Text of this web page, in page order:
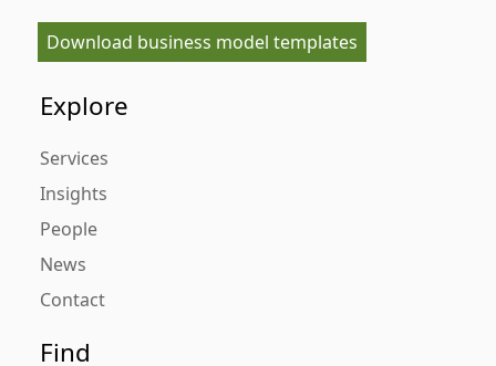
Download business model templates
Explore
Services
Insights
People
News
Contact
Find